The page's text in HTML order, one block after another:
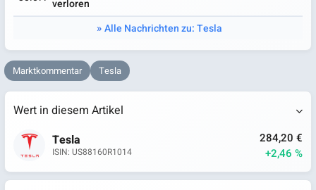
verloren
Alle Nachrichten zu: Tesla
Marktkommentar Tesla
Wert in diesem Artikel
Tesla
ISIN: US88160R1014
284,20 €
+2,46 %